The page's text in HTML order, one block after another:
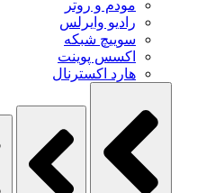
مودم و روتر
رادیو وایرلس
سوییچ شبکه
اکسس پوینت
هارد اکسترنال